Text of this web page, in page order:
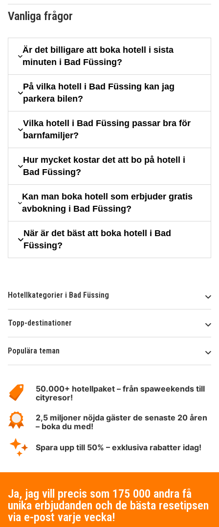
Vanliga frågor
Är det billigare att boka hotell i sista
minuten i Bad Füssing?
På vilka hotell i Bad Füssing kan jag
parkera bilen?
Vilka hotell i Bad Füssing passar bra för
barnfamiljer?
Hur mycket kostar det att bo på hotell i
Bad Füssing?
Kan man boka hotell som erbjuder gratis
avbokning i Bad Füssing?
När är det bäst att boka hotell i Bad
Füssing?
Hotellkategorier i Bad Füssing
Topp-destinationer
Populära teman
HotelSpecials50.000+ hotellpaket – från spaweekends till
cityresor!
2,5 miljoner nöjda gäster de senaste 20 åren
– boka du med!
Spara upp till 50% – exklusiva rabatter idag!
Ja, jag vill precis som 175 000 andra få
unika erbjudanden och de bästa resetipsen
via e-post varje vecka!